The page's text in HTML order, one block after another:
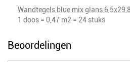
Wandtegels blue mix glans
1 doos = 0,47 m2 = 24 stuks
Beoordelingen